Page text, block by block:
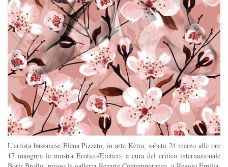
L'artista bassanese Elena Pizzato, in arte Ketra, sabato 24 marzo alle ore
17 inaugura la mostra Erotico/Eretico, a cura del critico internazionale